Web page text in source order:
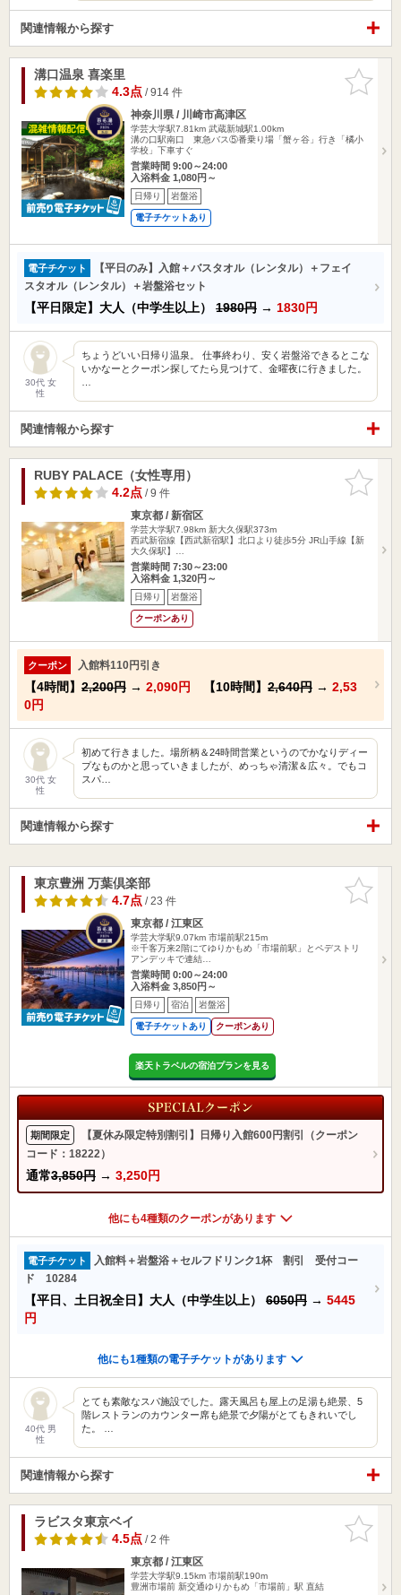
関連情報から探す
お気に入
りに追加
溝口温泉 喜楽里
4.3点/ 914 件
神奈川県 / 川崎市高津区
学芸大学駅7.81km 武蔵新城駅1.00km
溝の口駅南口 東急バス⑤番乗り場「蟹ヶ谷」行き「橘小
学校」下車すぐ
営業時間 9:00～24:00
入浴料金 1,080円～
日帰り 岩盤浴
電子チケットあり
電子チケット
【平日のみ】入館＋バスタオル（レンタル）＋フェイ
スタオル（レンタル）＋岩盤浴セット
【平日限定】大人（中学生以上） 1980円 → 1830円
30代 女
性
ちょうどいい日帰り温泉。 仕事終わり、安く岩盤浴できるとこな
いかなーとクーポン探してたら見つけて、金曜夜に行きました。
関連情報から探す
お気に入
りに追加
RUBY PALACE（女性専用）
4.2点/ 9 件
東京都 / 新宿区
学芸大学駅7.98km 新大久保駅373m
西武新宿線【西武新宿駅】北口より徒歩5分 JR山手線【新
大久保駅】…
営業時間 7:30～23:00
入浴料金 1,320円～
日帰り 岩盤浴
クーポンあり
クーポン 入館料110円引き
【4時間】 2,200円 → 2,090円 【10時間】 2,640円 → 2,53
0円
30代 女
性
初めて行きました。場所柄＆24時間営業というのでかなりディー
プなものかと思っていきましたが、めっちゃ清潔＆広々。でもコ
スパ…
関連情報から探す
お気に入
りに追加
東京豊洲 万葉倶楽部
4.7点/ 23 件
東京都 / 江東区
学芸大学駅9.07km 市場前駅215m
※千客万来2階にてゆりかもめ「市場前駅」とペデストリ
アンデッキで連結…
営業時間 0:00～24:00
入浴料金 3,850円～
日帰り 宿泊 岩盤浴
電子チケットあり クーポンあり
楽天トラベルの宿泊プランを見る
期間限定
【夏休み限定特別割引】日帰り入館600円割引（クーポン
コード：18222）
通常3,850円 → 3,250円
他にも4種類のクーポンがあります
電子チケット
入館料＋岩盤浴＋セルフドリンク1杯 割引 受付コー
ド 10284
【平日、土日祝全日】大人（中学生以上） 6050円 → 5445
円
他にも1種類の電子チケットがあります
40代 男
性
とても素敵なスパ施設でした。露天風呂も屋上の足湯も絶景、5
階レストランのカウンター席も絶景で夕陽がとてもきれいでし
た。 …
関連情報から探す
お気に入
りに追加
ラビスタ東京ベイ
4.5点/ 2 件
東京都 / 江東区
学芸大学駅9.15km 市場前駅190m
豊洲市場前 新交通ゆりかもめ「市場前」駅 直結